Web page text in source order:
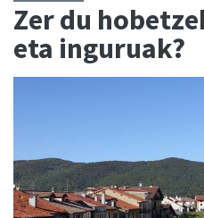
Zer du
eta inguruak?